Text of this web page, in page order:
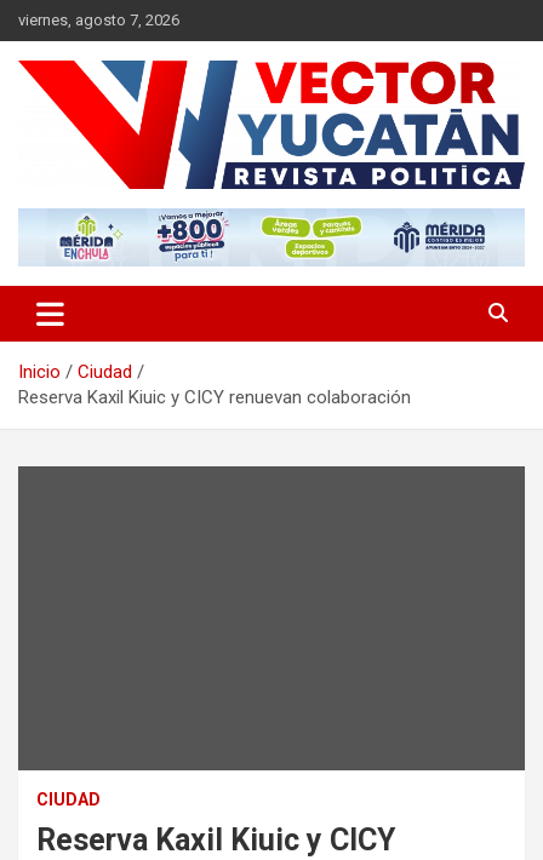
Saltar
al
contenido
viernes, agosto 7, 2026
Vector Yucatán
Inicio
Ciudad
Reserva Kaxil Kiuic y CICY renuevan colaboración
CIUDAD
Reserva Kaxil Kiuic y CICY